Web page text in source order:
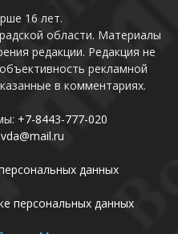
16 лет.
области. Материалы
редакции. Редакция не
рекламной
в комментариях.
+7-8443-777-020
данных
персональных данных